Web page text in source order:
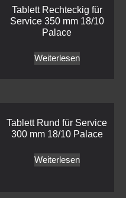
Tablett Rechteckig für
Service 350 mm 18/10
Palace
Weiterlesen
Tablett Rund für Service
300 mm 18/10 Palace
Weiterlesen